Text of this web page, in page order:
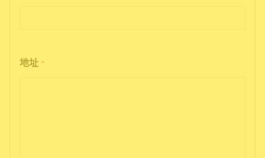
地址 *